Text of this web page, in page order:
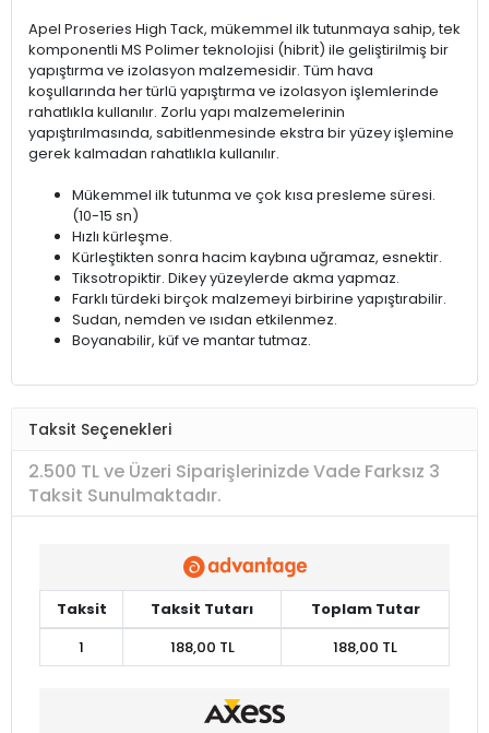
Apel Proseries High Tack, mükemmel ilk tutunmaya sahip, tek
komponentli MS Polimer teknolojisi (hibrit) ile geliştirilmiş bir
yapıştırma ve izolasyon malzemesidir. Tüm hava
koşullarında her türlü yapıştırma ve izolasyon işlemlerinde
rahatlıkla kullanılır. Zorlu yapı malzemelerinin
yapıştırılmasında, sabitlenmesinde ekstra bir yüzey işlemine
gerek kalmadan rahatlıkla kullanılır.
Mükemmel ilk tutunma ve çok kısa presleme süresi.
(10-15 sn)
Hızlı kürleşme.
Kürleştikten sonra hacim kaybına uğramaz, esnektir.
Tiksotropiktir. Dikey yüzeylerde akma yapmaz.
Farklı türdeki birçok malzemeyi birbirine yapıştırabilir.
Sudan, nemden ve ısıdan etkilenmez.
Boyanabilir, küf ve mantar tutmaz.
Taksit Seçenekleri
2.500 TL ve Üzeri Siparişlerinizde Vade Farksız 3
Taksit Sunulmaktadır.
Taksit Taksit Tutarı
Toplam Tutar
1
188,00 TL 188,00 TL